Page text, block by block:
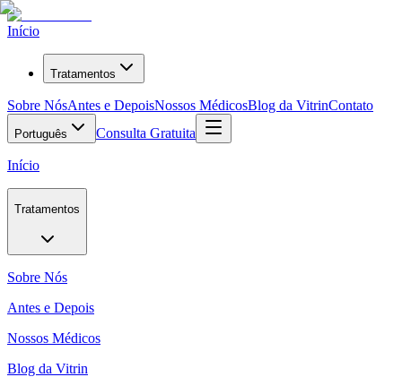
Início
Tratamentos
Sobre NósAntes e DepoisNossos MédicosBlog da VitrinContato
Português Consulta Gratuita
Início
Tratamentos
Sobre Nós
Antes e Depois
Nossos Médicos
Blog da Vitrin